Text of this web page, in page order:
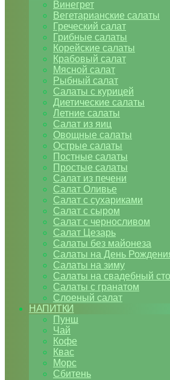
Винегрет
Вегетарианские салаты
Греческий салат
Грибные салаты
Корейские салаты
Крабовый салат
Мясной салат
Рыбный салат
Салаты с курицей
Диетические салаты
Летние салаты
Салат из яиц
Овощные салаты
Острые салаты
Постные салаты
Простые салаты
Салат из печени
Салат Оливье
Салат с сухариками
Салат с сыром
Салат с черносливом
Салат Цезарь
Салаты без майонеза
Салаты на День
Салаты на зиму
Салаты на свадебный
Салаты с гранатом
Слоеный салат
НАПИТКИ
Пунш
Чай
Кофе
Квас
Морс
Сбитень